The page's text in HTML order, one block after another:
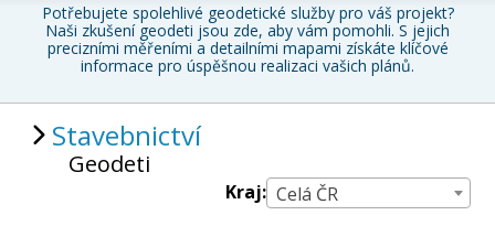
Potřebujete spolehlivé geodetické služby pro váš projekt?
Naši zkušení geodeti jsou zde, aby vám pomohli. S jejich
precizními měřeními a detailními mapami získáte klíčové
informace pro úspěšnou realizaci vašich plánů.
Stavebnictví
Geodeti
Kraj: Celá ČR